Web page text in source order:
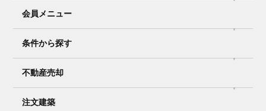
会員メニュー
条件から探す
不動産売却
注文建築